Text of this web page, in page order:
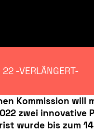
22 -VERLÄNGERT-
Kommission
zwei
wurde bis zum